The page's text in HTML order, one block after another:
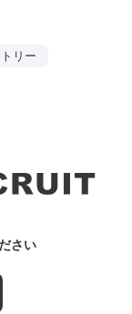
リー
さい